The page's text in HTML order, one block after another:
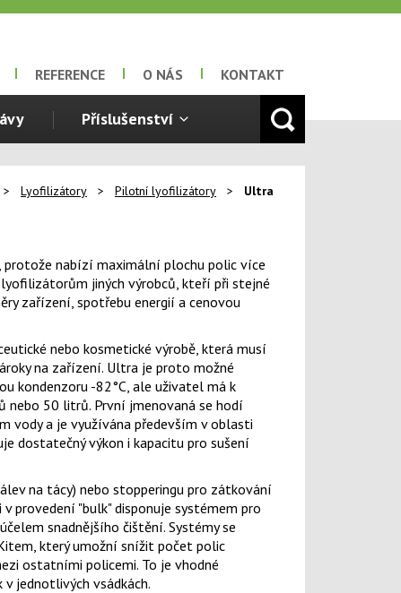
REFERENCE O NÁS KONTAKT
Příslušenství
> Lyofilizátory > Pilotní lyofilizátory > Ultra
nabízí maximální plochu polic více
jiných výrobců, kteří při stejné
zařízení, spotřebu energií a cenovou
nebo kosmetické výrobě, která musí
na zařízení. Ultra je proto možné
kondenzoru -82°C, ale uživatel má k
nebo 50 litrů. První jmenovaná se hodí
vody a je využívána především v oblasti
dostatečný výkon i kapacitu pro sušení
na tácy) nebo stopperingu pro zátkování
"bulk" disponuje systémem pro
snadnějšího čištění.Systémy se
který umožní snížit počet polic
ostatními policemi. To je vhodné
jednotlivých vsádkách.